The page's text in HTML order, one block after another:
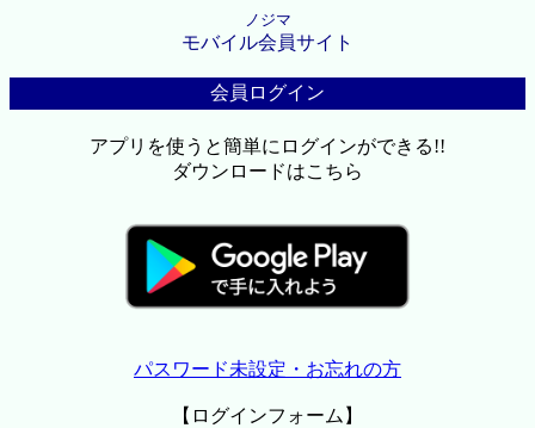
ノジマ
モバイル会員サイト
会員ログイン
アプリを使うと簡単にログインができる!!
ダウンロードはこちら
パスワード未設定・お忘れの方
【ログインフォーム】